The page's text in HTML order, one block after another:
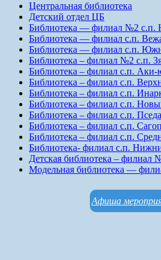
Центральная библиотека
Детский отдел ЦБ
Библиотека — филиал №2 с.п.
Библиотека — филиал с.п.
Библиотека — филиал с.п.
Библиотека – филиал №2 с.п.
Библиотека – филиал с.п. Аки-
Библиотека – филиал с.п.
Библиотека – филиал с.п.
Библиотека – филиал с.п.
Библиотека – филиал с.п.
Библиотека – филиал с.п.
Библиотека – филиал с.п.
Библиотека- филиал с.п.
Детская библиотека – филиал
Модельная библиотека —
Афиша